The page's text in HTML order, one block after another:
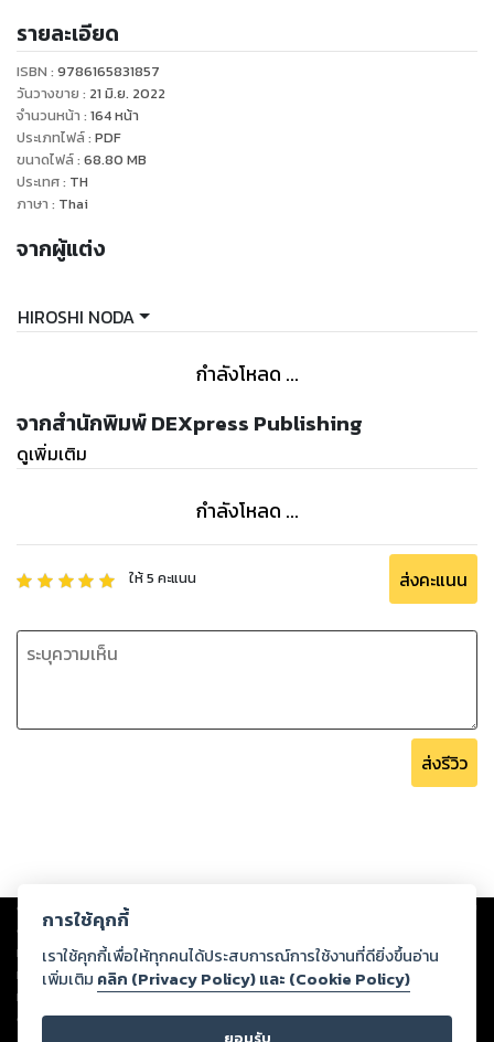
รายละเอียด
ISBN : 9786165831857
วันวางขาย : 21 มิ.ย. 2022
จำนวนหน้า : 164หน้า
ประเภทไฟล์: PDF
ขนาดไฟล์: 68.80 MB
ประเทศ: TH
ภาษา : Thai
จากผู้แต่ง
HIROSHI NODA
กำลังโหลด ...
จากสำนักพิมพ์ DEXpress Publishing
ดูเพิ่มเติม
กำลังโหลด ...
ให้5 คะแนน ส่งคะแนน
ส่งรีวิว
Copyright © 2026
ต่อผลงานหรือเนื้อหาใดที่อัปโหลดผ่านเว็บไซต์และปรากฏว่าละเมิดสิทธิใน
ทรัพย์สินทางปัญญาของบุคคลอื่นหรือขัดต่อกฎหมายและศีลธรรม ดังนั้น ผู้อ่าน
ทุกท่านโปรดใช้วิจารณญาณในการกลั่นกรองด้วยตนเอง และหากท่านพบว่าส่วน
หนึ่งส่วนใดขัดต่อกฎหมายและศีลธรรม กรุณาแจ้งมายังบริษัท เพื่อทีมงานจะได้
ดำเนินการในทันที ทั้งนี้ ทางสตอรี่ล็อกขอสงวนลิขสิทธิ์ตามพระราชบัญญัติ
การใช้คุกกี้
เราใช้คุกกี้เพื่อให้ทุกคนได้ประสบการณ์การใช้งานที่ดียิ่งขึ้นอ่าน
เพิ่มเติม คลิก (Privacy Policy) และ (Cookie Policy)